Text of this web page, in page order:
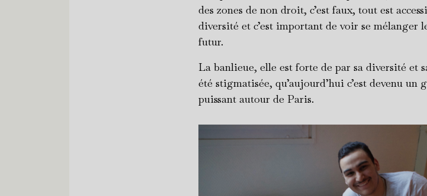
des zones de non droit, c’est faux, tout est
diversité et c’est important de voir se mélanger
futur.
La banlieue, elle est forte de par sa diversité et
été stigmatisée, qu’aujourd’hui c’est devenu un
puissant autour de Paris.